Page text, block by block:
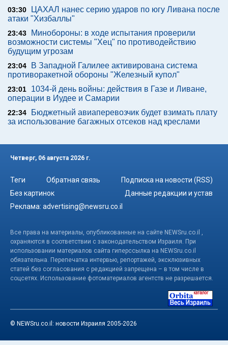
03:30
ЦАХАЛ нанес серию ударов по югу Ливана после
атаки "Хизбаллы"
23:43
Минобороны: в ходе испытания проверили
возможности системы "Хец" по противодействию
будущим угрозам
23:04
В Западной Галилее активирована система
противоракетной обороны "Железный купол"
23:01
1034-й день войны: действия в Газе и Ливане,
операции в Иудее и Самарии
22:34
Бюджетный авиаперевозчик будет взимать плату
за использование багажных отсеков над креслами
Четверг, 06 августа 2026 г.
Теги Обратная связь
Подписка на новости (RSS)
Без картинок
Данные редакции и устав
Реклама: advertising@newsru.co.il
Все права на материалы, опубликованные на сайте NEWSru.co.il ,
охраняются в соответствии с законодательством Израиля. При
использовании материалов сайта гиперссылка на NEWSru.co.il
обязательна. Перепечатка интервью, репортажей, эксклюзивных
статей без согласования с редакцией запрещена – в том числе в
соцсетях. Использование фотоматериалов агентств не разрешается.
© NEWSru.co.il: новости Израиля 2005-2026